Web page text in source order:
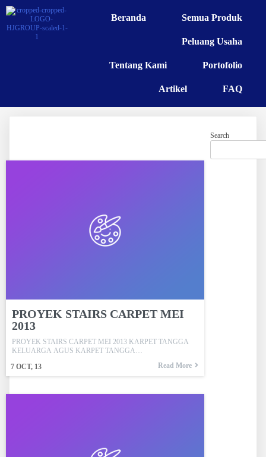
Beranda Semua Produk
Peluang Usaha
Tentang Kami Portofolio
Artikel FAQ
PROYEK STAIRS CARPET MEI
2013
7 OCT, 13
PROYEK STAIRS CARPET MEI 2013 KARPET TANGGA
KELUARGA AGUS KARPET TANGGA…
Read More
Search